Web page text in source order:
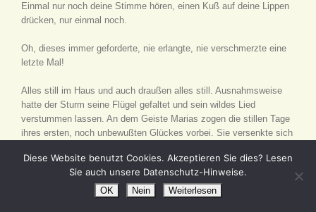
Einmal nur noch deine Stimme hören, einen Kuß auf deine Lippen
drücken, nur einmal noch.
Oh, dieses immer geforderte, nie erlangte, nie verschmerzte eine
letzte Mal!
Alles still im Haus und auch draußen alles still. Ausnahmsweise
hatte der Sturm seine Flügel gefaltet und sein wildes Lied
verstummen lassen. An dem Geiste Marias zogen die stillen Tage
ihres ersten, noch unbewußten Glückes vorbei. Sie versenkte sich
Freunde, verlebte Stunde.
Er hatte sein bei der Verlobung gegebenes Wort treulich gehalten,
Diese Website benutzt Cookies. Akzeptieren Sie dies? Lesen
Sie auch unsere Datenschutz-Hinweise.
OK Nein Weiterlesen